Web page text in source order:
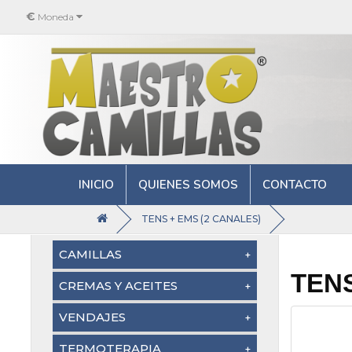
€ Moneda
INICIO QUIENES SOMOS CONTACTO
TENS + EMS (2 CANALES)
CAMILLAS
Camillas Plegables Madera (5)
Camillas Plegables Aluminio
(5)
CREMAS Y ACEITES
Crema de masaje (16)
Aceites de masaje (20)
VENDAJES
Kinesio Neuromuscular (13)
TERMOTERAPIA